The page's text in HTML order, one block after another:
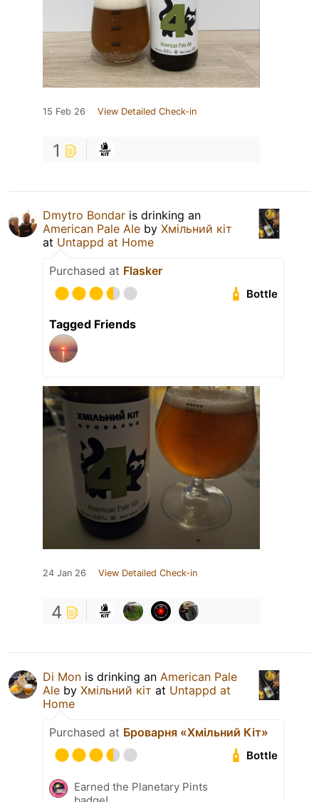
15 Feb 26 View Detailed Check-in
1
Dmytro Bondar is drinking an
American Pale Ale by Хмільний кіт
at Untappd at Home
Purchased at Flasker
Bottle
Tagged Friends
24 Jan 26 View Detailed Check-in
4
Di Mon is drinking an American Pale
Ale by Хмільний кіт at Untappd at
Home
Purchased at Броварня «Хмільний Кіт»
Bottle
Earned the Planetary Pints